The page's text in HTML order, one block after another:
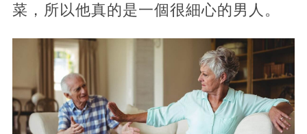
菜，所以他真的是一個很細心的男人。